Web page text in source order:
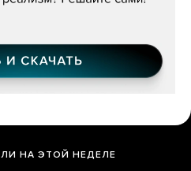
НА ЭТОЙ НЕДЕЛЕ